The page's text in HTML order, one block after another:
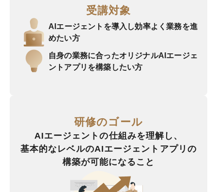
受講対象
AIエージェントを導入し効率よく業務を進
めたい方
自身の業務に合ったオリジナルAIエージェ
ントアプリを構築したい方
研修のゴール
AIエージェントの仕組みを理解し、
基本的なレベルのAIエージェント アプリの
構築が可能になること